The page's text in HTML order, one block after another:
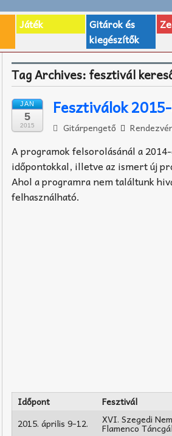
Játék
Gitárok és
kiegészítők
Tag Archives:fesztivál
JAN
5
2015
Fesztiválok
Gitárpengető
A programok felsorolásánál a
időpontokkal, illetve az ismert új
Ahol a programra nem találtunk
felhasználható.
Időpont Fesztivál
2015. április 9-12.
XVI. Szegedi
Flamenco